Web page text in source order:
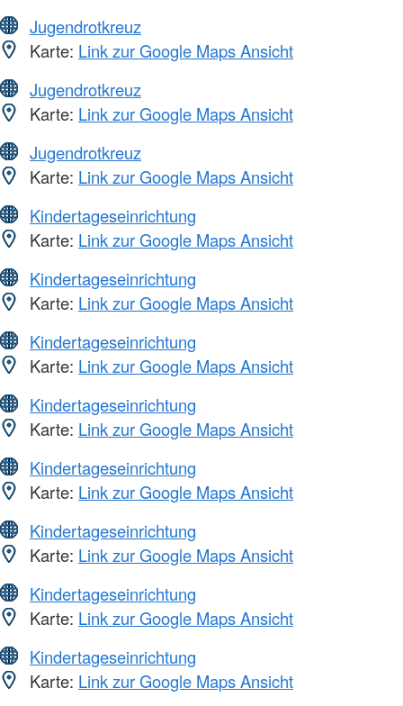
Jugendrotkreuz
Karte: Link zur Google Maps Ansicht
Jugendrotkreuz
Karte: Link zur Google Maps Ansicht
Jugendrotkreuz
Karte: Link zur Google Maps Ansicht
Kindertageseinrichtung
Karte: Link zur Google Maps Ansicht
Kindertageseinrichtung
Karte: Link zur Google Maps Ansicht
Kindertageseinrichtung
Karte: Link zur Google Maps Ansicht
Kindertageseinrichtung
Karte: Link zur Google Maps Ansicht
Kindertageseinrichtung
Karte: Link zur Google Maps Ansicht
Kindertageseinrichtung
Karte: Link zur Google Maps Ansicht
Kindertageseinrichtung
Karte: Link zur Google Maps Ansicht
Kindertageseinrichtung
Karte: Link zur Google Maps Ansicht